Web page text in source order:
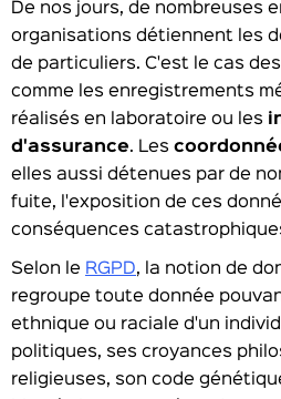
De nos jours, de nombreuses
organisations détiennent les
de particuliers. C'est le cas des
comme les enregistrements
réalisés en laboratoire ou les
d'assurance. Les
elles aussi détenues par de
fuite, l'exposition de ces
conséquences
Selon le RGPD, la notion de
regroupe toute donnée
ethnique ou raciale d'un
politiques, ses croyances
religieuses, son code